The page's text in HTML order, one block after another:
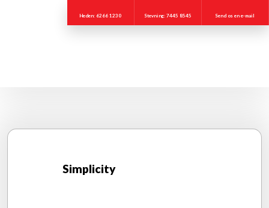
Simplicity​
Heden: 6266 1230 Stevning: 7445 8545 Send os en e-mail